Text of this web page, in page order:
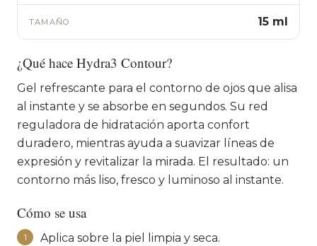
TAMAÑO 15 ml
¿Qué hace Hydra3 Contour?
Gel refrescante para el contorno de ojos que alisa
al instante y se absorbe en segundos. Su red
reguladora de hidratación aporta confort
duradero, mientras ayuda a suavizar líneas de
expresión y revitalizar la mirada. El resultado: un
contorno más liso, fresco y luminoso al instante.
Cómo se usa
1 Aplica sobre la piel limpia y seca.